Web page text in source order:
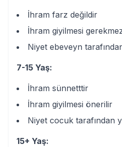
İhram farz değildir
İhram giyilmesi
Niyet ebeveyn
7-15 Yaş:
İhram sünnetttir
İhram giyilmesi önerilir
Niyet cocuk tarafından
15+ Yaş: